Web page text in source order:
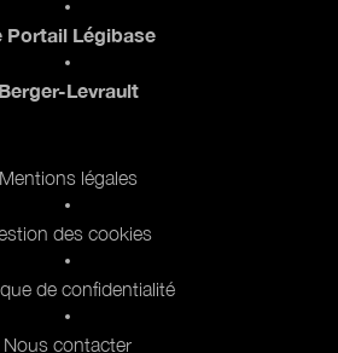
Portail Légibase
Berger-Levrault
Mentions légales
des cookies
de confidentialité
Nous contacter